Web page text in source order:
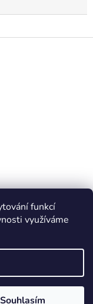
funkcí
využíváme
Souhlasím
vyhrazena.Upravit